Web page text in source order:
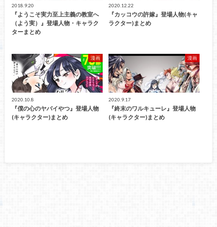
2018.9.20
『ようこそ実力至上主義の教室へ
（よう実）』登場人物・キャラク
ターまとめ
2020.12.22
『カッコウの許嫁』登場人物(キャ
ラクター)まとめ
漫画
2020.10.8
『僕の心のヤバイやつ』登場人物
(キャラクター)まとめ
漫画
2020.9.17
『終末のワルキューレ』登場人物
(キャラクター)まとめ